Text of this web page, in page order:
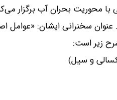
محوریت بحران آب برگزار
عنوان سخنرانی ایشان: «عوامل
زیر است
و سیل)